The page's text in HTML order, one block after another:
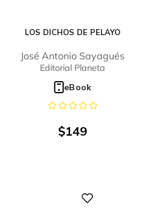
LOS DICHOS DE PELAYO
José Antonio Sayagués
Editorial Planeta
eBook
$149